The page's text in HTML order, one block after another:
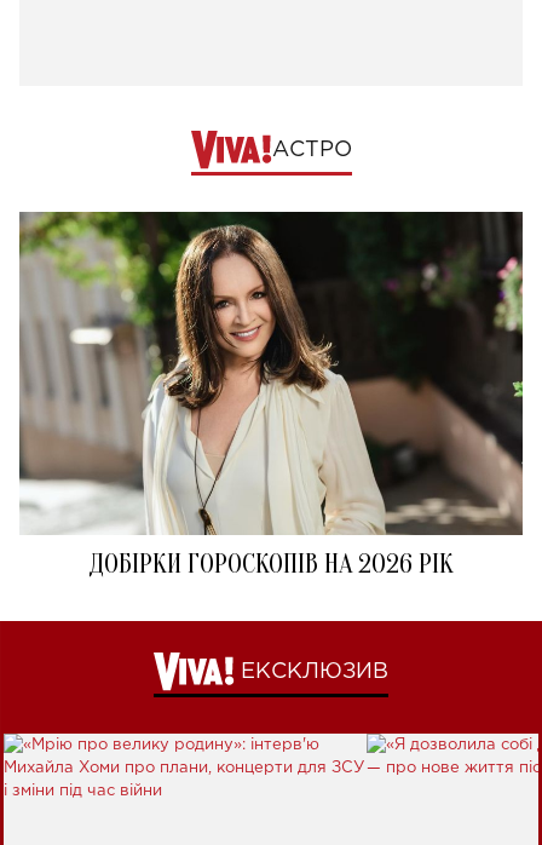
АСТРО
ДОБІРКИ ГОРОСКОПІВ НА 2026 РІК
ЕКСКЛЮЗИВ